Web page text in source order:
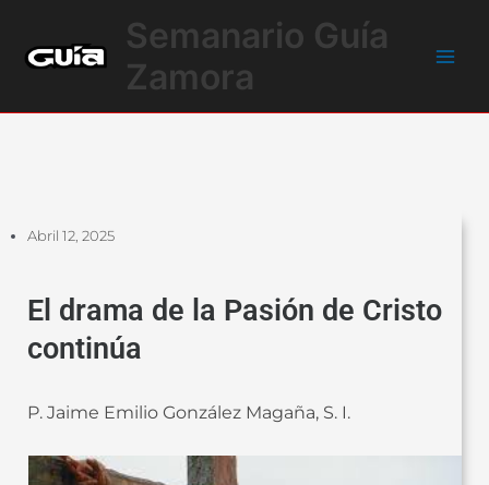
contenido
Semanario Guía
Zamora
Abril 12, 2025
El drama de la Pasión de Cristo
continúa
P. Jaime Emilio González Magaña, S. I.